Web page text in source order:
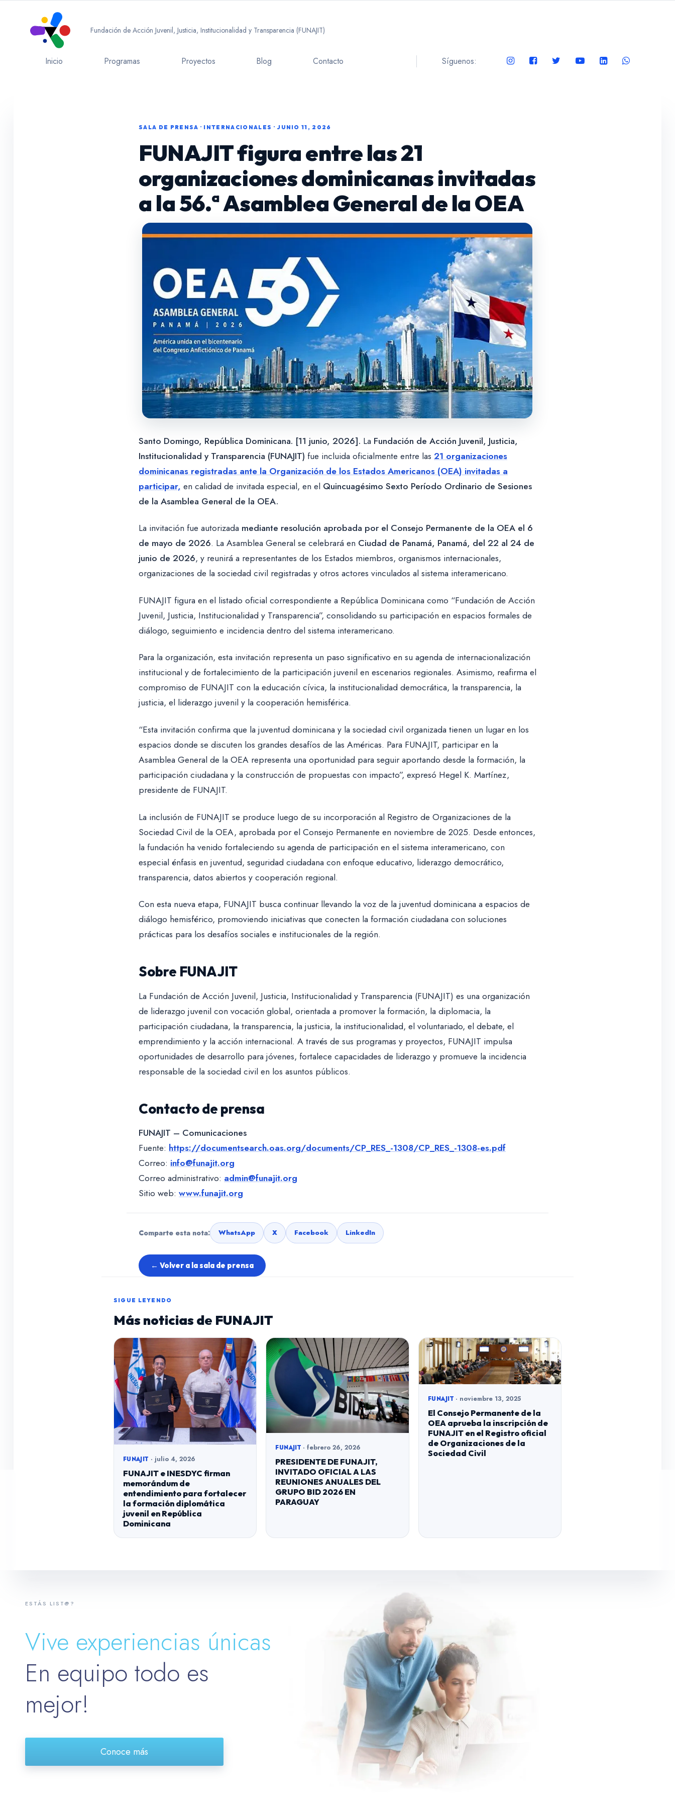
Fundación de Acción Juvenil, Justicia, Institucionalidad y Transparencia (FUNAJIT)
Inicio Programas Proyectos Blog Contacto Síguenos:
SALA DE PRENSA · INTERNACIONALES · JUNIO 11, 2026
FUNAJIT figura entre las 21
organizaciones dominicanas invitadas
a la 56.ª Asamblea General de la OEA
Santo Domingo, República Dominicana. [11 junio, 2026]. La Fundación de Acción Juvenil, Justicia,
Institucionalidad y Transparencia (FUNAJIT) fue incluida oficialmente entre las 21 organizaciones
dominicanas registradas ante la Organización de los Estados Americanos (OEA) invitadas a
participar, en calidad de invitada especial, en el Quincuagésimo Sexto Período Ordinario de Sesiones
de la Asamblea General de la OEA.
La invitación fue autorizada mediante resolución aprobada por el Consejo Permanente de la OEA el 6
de mayo de 2026. La Asamblea General se celebrará en Ciudad de Panamá, Panamá, del 22 al 24 de
junio de 2026, y reunirá a representantes de los Estados miembros, organismos internacionales,
organizaciones de la sociedad civil registradas y otros actores vinculados al sistema interamericano.
FUNAJIT figura en el listado oficial correspondiente a República Dominicana como “Fundación de Acción
Juvenil, Justicia, Institucionalidad y Transparencia”, consolidando su participación en espacios formales de
diálogo, seguimiento e incidencia dentro del sistema interamericano.
Para la organización, esta invitación representa un paso significativo en su agenda de internacionalización
institucional y de fortalecimiento de la participación juvenil en escenarios regionales. Asimismo, reafirma el
compromiso de FUNAJIT con la educación cívica, la institucionalidad democrática, la transparencia, la
justicia, el liderazgo juvenil y la cooperación hemisférica.
“Esta invitación confirma que la juventud dominicana y la sociedad civil organizada tienen un lugar en los
espacios donde se discuten los grandes desafíos de las Américas. Para FUNAJIT, participar en la
Asamblea General de la OEA representa una oportunidad para seguir aportando desde la formación, la
participación ciudadana y la construcción de propuestas con impacto”, expresó Hegel K. Martínez,
presidente de FUNAJIT.
La inclusión de FUNAJIT se produce luego de su incorporación al Registro de Organizaciones de la
Sociedad Civil de la OEA, aprobada por el Consejo Permanente en noviembre de 2025. Desde entonces,
la fundación ha venido fortaleciendo su agenda de participación en el sistema interamericano, con
especial énfasis en juventud, seguridad ciudadana con enfoque educativo, liderazgo democrático,
transparencia, datos abiertos y cooperación regional.
Con esta nueva etapa, FUNAJIT busca continuar llevando la voz de la juventud dominicana a espacios de
diálogo hemisférico, promoviendo iniciativas que conecten la formación ciudadana con soluciones
prácticas para los desafíos sociales e institucionales de la región.
Sobre FUNAJIT
La Fundación de Acción Juvenil, Justicia, Institucionalidad y Transparencia (FUNAJIT) es una organización
de liderazgo juvenil con vocación global, orientada a promover la formación, la diplomacia, la
participación ciudadana, la transparencia, la justicia, la institucionalidad, el voluntariado, el debate, el
emprendimiento y la acción internacional. A través de sus programas y proyectos, FUNAJIT impulsa
oportunidades de desarrollo para jóvenes, fortalece capacidades de liderazgo y promueve la incidencia
responsable de la sociedad civil en los asuntos públicos.
Contacto de prensa
FUNAJIT – Comunicaciones
Fuente: https://documentsearch.oas.org/documents/CP_RES_-1308/CP_RES_-1308-es.pdf
Correo: info@funajit.org
Correo administrativo: admin@funajit.org
Sitio web: www.funajit.org
Comparte esta nota: WhatsApp X Facebook LinkedIn
← Volver a la sala de prensa
SIGUE LEYENDO
Más noticias de FUNAJIT
FUNAJIT · julio 4, 2026
FUNAJIT e INESDYC firman
memorándum de
entendimiento para fortalecer
la formación diplomática
juvenil en República
Dominicana
FUNAJIT · febrero 26, 2026
PRESIDENTE DE FUNAJIT,
INVITADO OFICIAL A LAS
REUNIONES ANUALES DEL
GRUPO BID 2026 EN
PARAGUAY
FUNAJIT · noviembre 13, 2025
El Consejo Permanente de la
OEA aprueba la inscripción de
FUNAJIT en el Registro oficial
de Organizaciones de la
Sociedad Civil
ESTÁS LIST@?
Vive experiencias únicas
En equipo todo es
mejor!
Conoce más